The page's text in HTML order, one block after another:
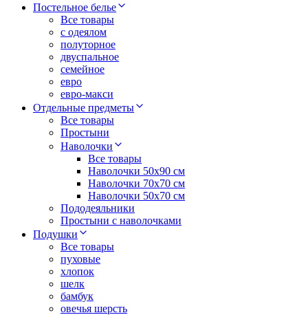
Постельное белье
Все товары
с одеялом
полуторное
двуспальное
семейное
евро
евро-макси
Отдельные предметы
Все товары
Простыни
Наволочки
Все товары
Наволочки 50x90 см
Наволочки 70x70 cм
Наволочки 50х70 см
Пододеяльники
Простыни с наволочками
Подушки
Все товары
пуховые
хлопок
шелк
бамбук
овечья шерсть